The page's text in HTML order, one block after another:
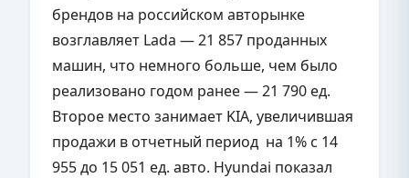
брендов на российском авторынке
возглавляет Lada — 21 857 проданных
машин, что немного больше, чем было
реализовано годом ранее — 21 790 ед.
Второе место занимает KIA, увеличившая
продажи в отчетный период на 1% с 14
955 до 15 051 ед. авто. Hyundai показал